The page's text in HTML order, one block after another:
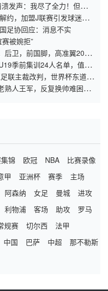
发声：我尽了全力！但一切
约，加盟J联赛引发球迷意
足协回应：消息不实
被婉拒”
后卫，前国脚，高准翼2000
季前集训24人名单，值得
联主裁改判，世界杯东道主
熟人王军，反复换帅难困住
锦 欧冠 NBA
比赛录像
甲 亚洲杯 赛季
主场
阿森纳 女足 曼城
进攻
利物浦 客场 助攻
罗马
规赛 切尔西
法甲
中国 巴萨 中超
那不勒斯